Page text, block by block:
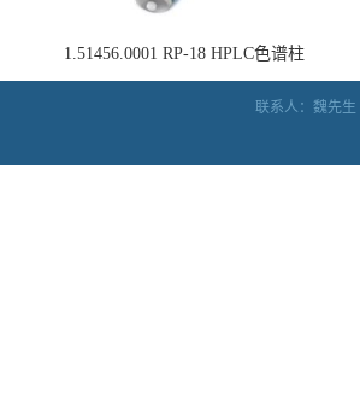
1.51456.0001 RP-18 HPLC色谱柱
联系人：魏先生